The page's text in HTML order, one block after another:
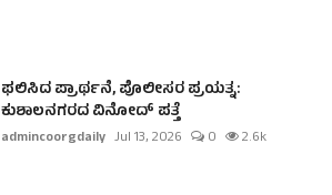
ಫಲಿಸಿದ ಪ್ರಾರ್ಥನೆ, ಪೊಲೀಸರ ಪ್ರಯತ್ನ:
ಕುಶಾಲನಗರದ ವಿನೋದ್ ಪತ್ತೆ
admincoorgdaily Jul 13, 2026 0 2.6k